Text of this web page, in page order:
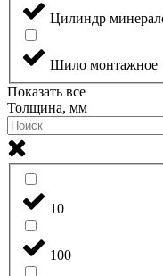
Цилиндр
Шило монтажное
Показать все
Толщина, мм
10
100